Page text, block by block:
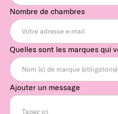
Nombre de chambres
Quelles sont les marques qui
Ajouter un message